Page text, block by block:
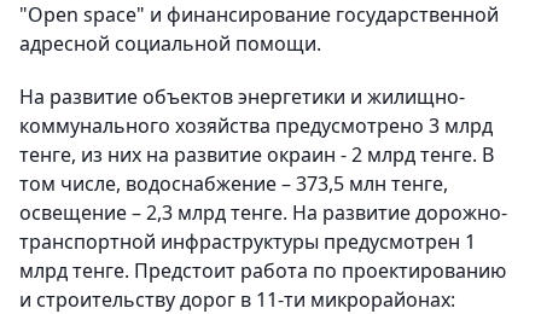
"Open space" и финансирование государственной
адресной социальной помощи.
На развитие объектов энергетики и жилищно-
коммунального хозяйства предусмотрено 3 млрд
тенге, из них на развитие окраин - 2 млрд тенге. В
том числе, водоснабжение – 373,5 млн тенге,
освещение – 2,3 млрд тенге. На развитие дорожно-
транспортной инфраструктуры предусмотрен 1
млрд тенге. Предстоит работа по проектированию
и строительству дорог в 11-ти микрорайонах: